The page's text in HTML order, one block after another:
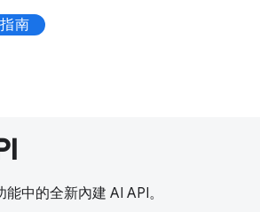
南
中的全新內建 AI API。